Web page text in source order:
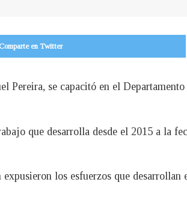
Comparte en Twitter
se capacitó en el Departamento
que desarrolla desde el 2015 a la
los esfuerzos que desarrollan